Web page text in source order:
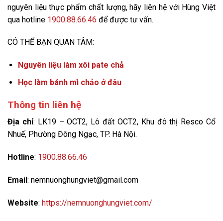
nguyên liệu thực phẩm chất lượng, hãy liên hệ với Hùng Việt
qua hotline 1900.88.66.46 để được tư vấn.
CÓ THỂ BẠN QUAN TÂM:
Nguyên liệu làm xôi pate chả
Học làm bánh mì chảo ở đâu
Thông tin liên hệ
Địa chỉ: LK19 – OCT2, Lô đất OCT2, Khu đô thị Resco Cổ
Nhuế, Phường Đông Ngạc, TP. Hà Nội.
Hotline: 1900.88.66.46
Email: nemnuonghungviet@gmail.com
Website: https://nemnuonghungviet.com/